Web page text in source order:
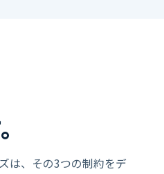
は、その3つの制約をデ